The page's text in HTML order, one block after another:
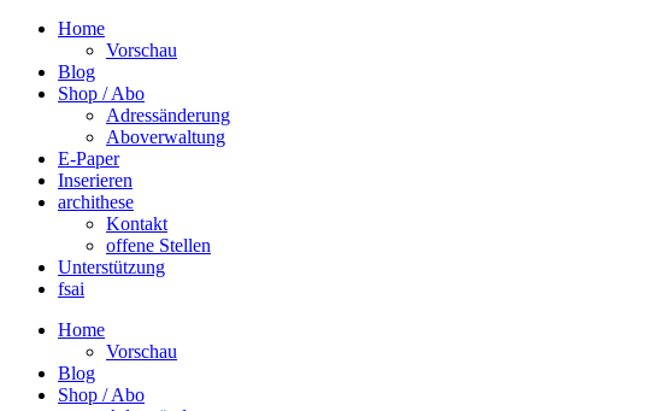
Home
Vorschau
Blog
Shop / Abo
Adressänderung
Aboverwaltung
E-Paper
Inserieren
archithese
Kontakt
offene Stellen
Unterstützung
fsai
Home
Vorschau
Blog
Shop / Abo